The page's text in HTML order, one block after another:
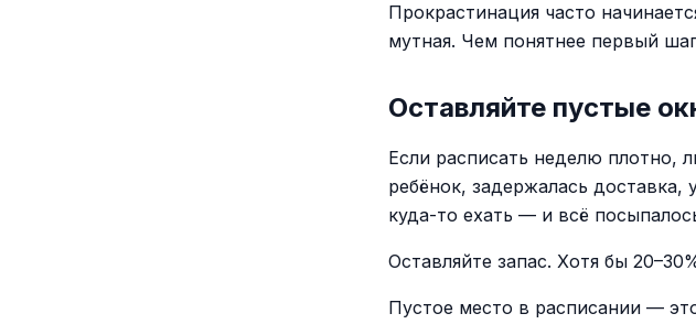
Прокрастинация часто
мутная. Чем понятнее первый
Оставляйте пустые
Если расписать неделю плотно,
ребёнок, задержалась доставка,
куда-то ехать — и всё
Оставляйте запас. Хотя бы
Пустое место в расписании —